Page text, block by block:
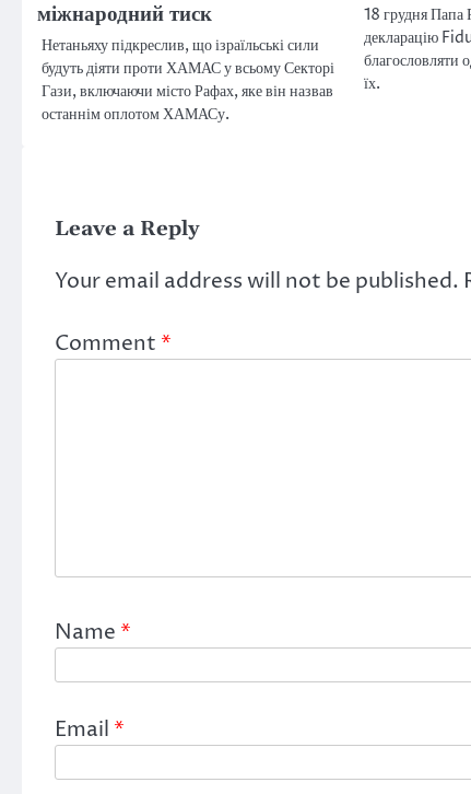
міжнародний тиск
Нетаньяху підкреслив, що ізраїльські сили
будуть діяти проти ХАМАС у всьому Секторі
Гази, включаючи місто Рафах, яке він назвав
останнім оплотом ХАМАСу.
18 грудня
декларацію
благословляти
їх.
Leave a Reply
Your email address will not be published.
Comment *
Name *
Email *